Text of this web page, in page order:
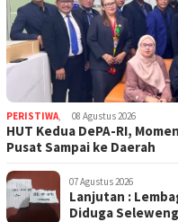
PERISTIWA 08 Agustus 2026
HUT Kedua DePA-RI,
Pusat Sampai ke Daerah
07 Agustus 2026
Lanjutan :
Diduga